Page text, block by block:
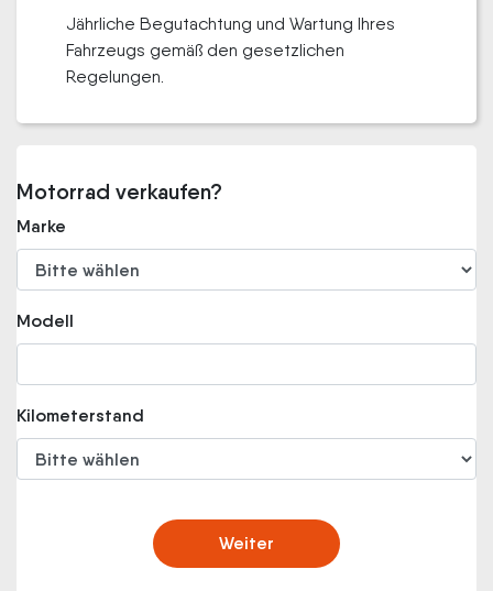
Jährliche Begutachtung und Wartung Ihres
Fahrzeugs gemäß den gesetzlichen
Regelungen.
Motorrad verkaufen?
Marke
Modell
Kilometerstand
Weiter